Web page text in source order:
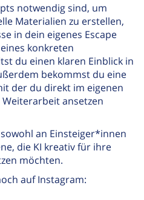
notwendig sind, um
Materialien zu erstellen,
in dein eigenes Escape
konkreten
du einen klaren Einblick in
bekommst du eine
der du direkt im eigenen
ansetzen
an Einsteiger*innen
die KI kreativ für ihre
möchten.
auf Instagram: